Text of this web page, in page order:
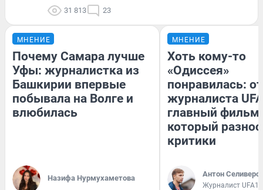
31 813 23
МНЕНИЕ
Почему Самара лучше
Уфы: журналистка из
Башкирии впервые
побывала на Волге и
влюбилась
Назифа Нурмухаметова
МНЕНИЕ
Хоть кому-то
«Одиссея»
понравилась:
журналиста
главный фильм
который
критики
Антон
Журналист